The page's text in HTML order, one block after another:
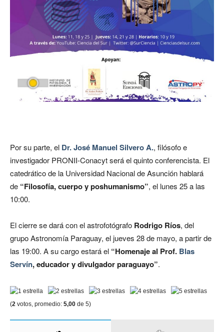
Por su parte, el Dr. José Manuel Silvero A., filósofo e
investigador PRONII-Conacyt será el quinto conferencista. El
catedrático de la Universidad Nacional de Asunción hablará
de “Filosofía, cuerpo y poshumanismo”, el lunes 25 a las
10:00.
El cierre se dará con el astrofotógrafo Rodrigo Ríos, del
grupo Astronomía Paraguay, el jueves 28 de mayo, a partir de
las 19:00. A su cargo estará el “Homenaje al Prof. Blas
Servín, educador y divulgador paraguayo”.
(2 votos, promedio: 5,00 de 5)